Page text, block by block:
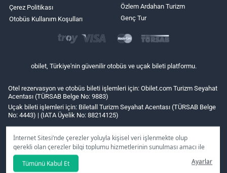
İnternet Sitesi’nde çerezler yoluyla kişisel veri işlenmekte olup
gerekli olan çerezler bilgi toplumu hizmetlerinin sunulması amacı ile
kullanılmaktadır. Tercihleriniz doğrultusunda size özel
kişiselleştirilmiş çerezleri ve özel kampanyaları
seçeneğine
Tümünü Kabul Et Ayarlar
Çerez Politikası
Otobüs Kullanım Koşulları
Özlem Ardahan Turizm
Genç Tur
obilet, Türkiye'nin güvenilir otobüs ve uçak bileti platformu.
Otel rezervasyon ve otobüs bileti işlemleri için: Obilet.com Turizm Seyahat
Acentası (TÜRSAB Belge No: 9883)
Uçak bileti işlemleri için: Biletall Turizm Seyahat Acentası (TÜRSAB Belge
No: 4443) | (IATA Üyelik No: 88214125)